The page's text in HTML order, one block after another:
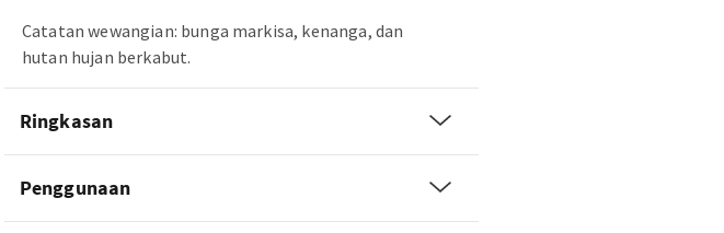
Catatan wewangian: bunga markisa, kenanga, dan
hutan hujan berkabut.
Ringkasan
Penggunaan